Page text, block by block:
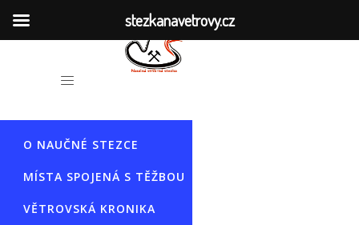
O NAUČNÉ STEZCE
MÍSTA SPOJENÁ S TĚŽBOU
VĚTROVSKÁ KRONIKA
stezkanavetrovy.cz